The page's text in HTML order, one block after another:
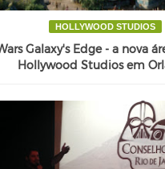
HOLLYWOOD STUDIOS
Galaxy's Edge - a nova
Hollywood Studios em